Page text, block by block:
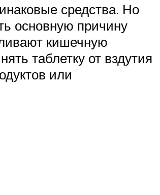
средства. Но
основную причину
кишечную
таблетку от вздутия
или